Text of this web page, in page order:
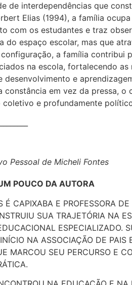
de interdependências que
Elias (1994), a família
com os estudantes e traz
do espaço escolar, mas que
a família contribui
na escola, fortalecendo
desenvolvimento e
constância em vez da pressa,
coletivo e profundamente
Pessoal de Micheli Fontes
POUCO DA AUTORA
É CAPIXABA E PROFESSORA
SUA TRAJETÓRIA NA
ESPECIALIZADO.
NA ASSOCIAÇÃO DE
MARCOU SEU PERCURSO E